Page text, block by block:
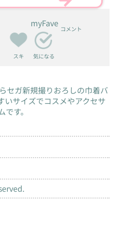
myFave
スキ 気になる
コメント
セガ新規撮りおろしの巾着バ
いサイズでコスメやアクセサ
す。